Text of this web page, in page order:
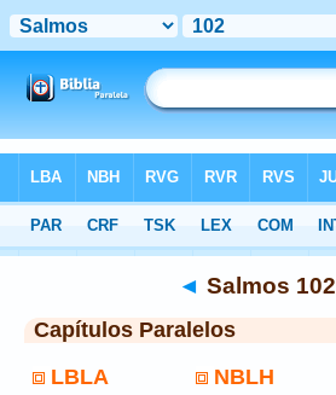
> Salmos 102
◄ Salmos 102
Capítulos Paralelos
LBLA
NBLH